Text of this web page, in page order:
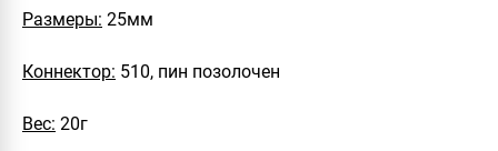
Размеры: 25мм
Коннектор: 510, пин позолочен
Вес: 20г